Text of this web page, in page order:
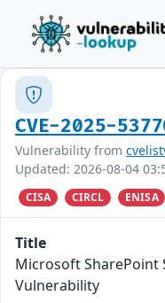
CVE-2025-
Vulnerability from
Updated: 2026-08-04
CISA CIRCL ENISA
Title
Microsoft SharePoint
Vulnerability